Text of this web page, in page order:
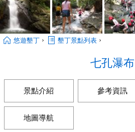
悠遊墾丁 › 墾丁景點列表 ›
七孔瀑布
景點介紹 參考資訊
地圖導航